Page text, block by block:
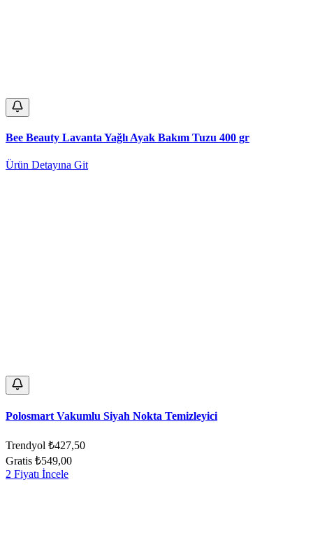
Bee Beauty Lavanta Yağlı Ayak Bakım Tuzu 400 gr
Ürün Detayına Git
Polosmart Vakumlu Siyah Nokta Temizleyici
Trendyol ₺427,50
Gratis ₺549,00
2 Fiyatı İncele